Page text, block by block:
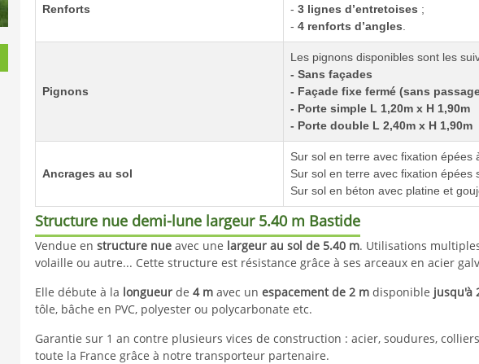
Renforts
- 3 lignes d’entretoises ;
- 4 renforts d’angles
Pignons
Les pignons disponibles sont les
- Sans façades
- Façade fixe fermé (sans
- Porte simple L 1,20m x H 1,90m
- Porte double L 2,40m x H 1,90m
Ancrages au sol
Sur sol en terre avec fixation épées
Sur sol en terre avec fixation épées
Sur sol en béton avec platine et
Structure nue demi-lune largeur 5.40 m Bastide
Vendue en structure nue avec une largeur au sol de 5.40 m. Utilisations
volaille ou autre... Cette structure est résistance grâce à ses arceaux en acier
Elle débute à la longueur de 4 m avec un espacement de 2 m disponible jusqu'à
tôle, bâche en PVC, polyester ou polycarbonate etc.
Garantie sur 1 an contre plusieurs vices de construction : acier, soudures,
toute la France grâce à notre transporteur partenaire.